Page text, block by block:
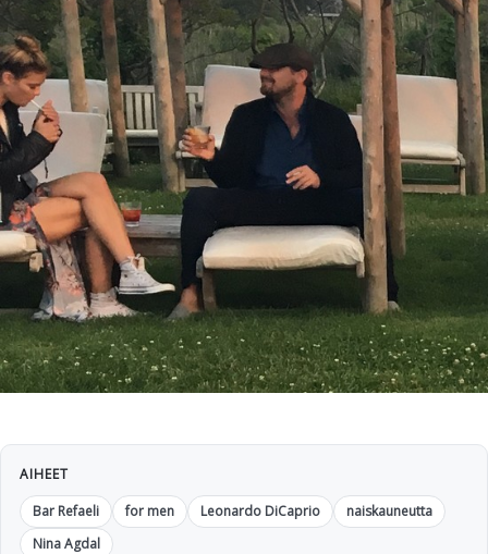
AIHEET
Bar Refaeli
for men Leonardo DiCaprio
naiskauneutta
Nina Agdal